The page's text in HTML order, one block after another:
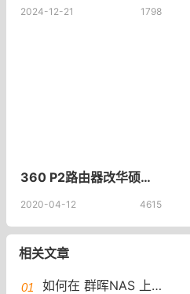
2024-12-21 1798
360 P2路由器改华硕老毛子固件3.4.3.9-099,360 P2路由器刷调试版固件360 p2刷机
2020-04-12 4615
相关文章
​如何在 群晖NAS 上配置开启 IPv6 设置？